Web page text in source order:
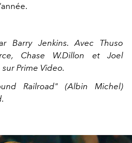
Barry Jenkins. Avec Thuso
Chase W.Dillon et Joel
Prime Video.
Railroad" (Albin Michel)